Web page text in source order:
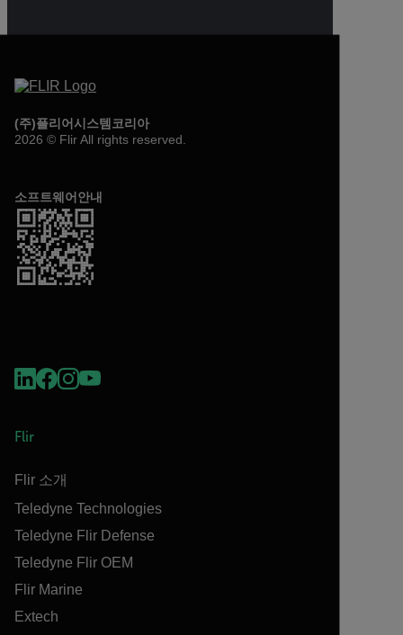
(주)플리어시스템코리아
2026 © Flir All rights reserved.
소프트웨어안내
Flir
Flir 소개
Teledyne Technologies
Teledyne Flir Defense
Teledyne Flir OEM
Flir Marine
Extech